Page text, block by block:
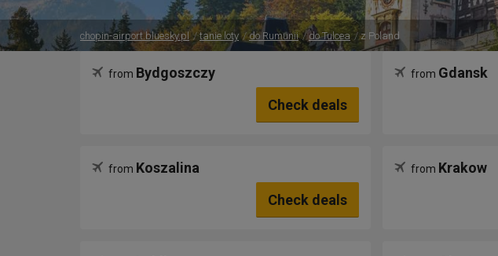
chopin-airport.bluesky.pl tanie loty do Rumunii do Tulcea z Poland
from Bydgoszczy
Check deals
from Gdansk
from Koszalina
Check deals
from Krakow